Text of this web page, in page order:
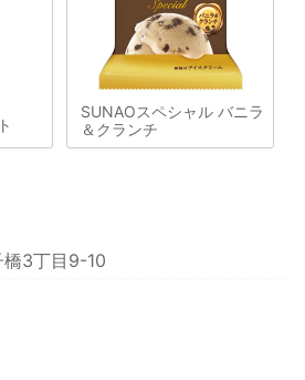
SUNAOスペシャル バニラ
＆クランチ
橋3丁目9-10